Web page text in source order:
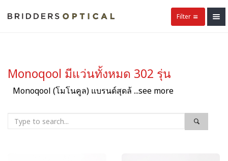
Filter
Monoqool มีแว่นทั้งหมด 302 รุ่น
Monoqool (โมโนคูล) แบรนด์สุดล้ ...see more